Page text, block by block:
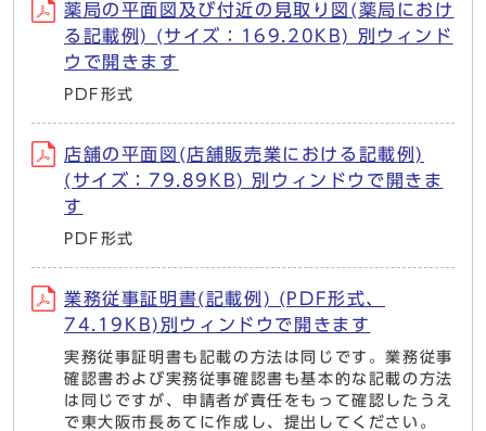
薬局の平面図及び付近の見取り図(薬局におけ
る記載例) (サイズ：169.20KB) 別ウィンド
ウで開きます
PDF形式
店舗の平面図(店舗販売業における記載例)
(サイズ：79.89KB) 別ウィンドウで開きま
す
PDF形式
業務従事証明書(記載例) (PDF形式、
74.19KB)別ウィンドウで開きます
実務従事証明書も記載の方法は同じです。業務従事
確認書および実務従事確認書も基本的な記載の方法
は同じですが、申請者が責任をもって確認したうえ
で東大阪市長あてに作成し、提出してください。